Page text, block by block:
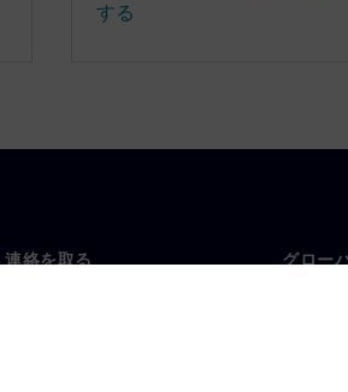
する
連絡を取る グロー